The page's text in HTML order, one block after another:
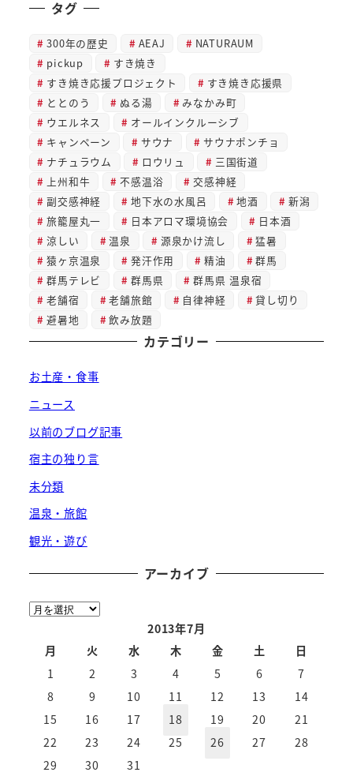
タグ
300年の歴史 AEAJ
NATURAUM
pickup
すき焼き
すき焼き応援プロジェクト
すき焼き応援県
ととのう
ぬる湯
みなかみ町
ウエルネス
オールインクルーシブ
キャンペーン
サウナ
サウナポンチョ
ナチュラウム
ロウリュ
三国街道
上州和牛
不感温浴
交感神経
副交感神経
地下水の水風呂 地酒
新潟
旅籠屋丸一
日本アロマ環境協会
日本酒
涼しい
温泉 源泉かけ流し
猛暑
猿ヶ京温泉
発汗作用 精油
群馬
群馬テレビ
群馬県
群馬県 温泉宿
老舗宿
老舗旅館 自律神経
貸し切り
避暑地
飲み放題
カテゴリー
お土産・食事
ニュース
以前のブログ記事
宿主の独り言
未分類
温泉・旅館
観光・遊び
アーカイブ
ア
2013年7月
月
火 水 木 金 土
日
1
2 3 4 5 6
7
8
9 10 11 12 13
14
15
16 17 18 19 20
21
22
23 24 25 26 27
28
29
30 31